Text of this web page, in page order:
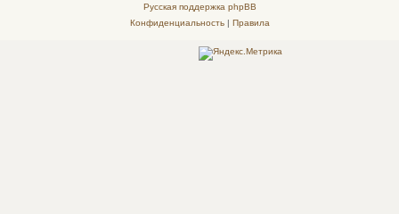
Русская поддержка phpBB
Конфиденциальность| Правила